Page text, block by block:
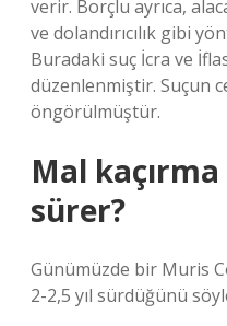
verir. Borçlu ayrıca,
ve dolandırıcılık gibi
Buradaki suç İcra ve
düzenlenmiştir. Suçun
öngörülmüştür.
Mal kaçırma
sürer?
Günümüzde bir Muris
2-2,5 yıl sürdüğünü